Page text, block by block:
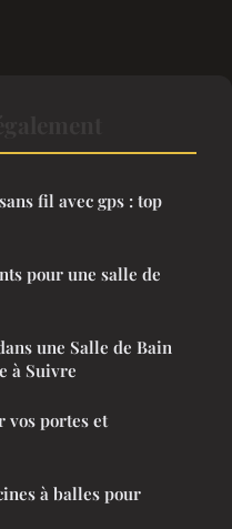
fil avec gps : top
pour une salle de
une Salle de Bain
à Suivre
portes et
à balles pour